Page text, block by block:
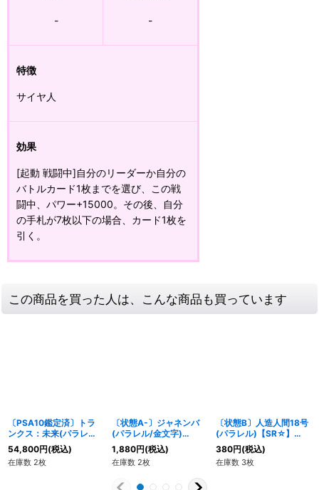
- -
特徴
サイヤ人
効果
[起動 戦闘中]自分のリーダーか自分の
バトルカード1枚までを選び、この戦
闘中、パワー+15000。その後、自分
の手札が7枚以下の場合、カード1枚を
引く。
この商品を買った人は、こんな商品も買っています
〔PSA10鑑定済〕トラ
ンクス：未来(パラレル/
漫画絵)【R☆】{SB02-
010}
54,800円(税込)
在庫数 2枚
〔状態A-〕ジャネンバ
(パラレル/金文字)
【SR☆】{FB05-080}
1,880円(税込)
在庫数 2枚
〔状態B〕人造人間18号
(パラレル)【SR☆】
{FB01-079}
380円(税込)
在庫数 3枚